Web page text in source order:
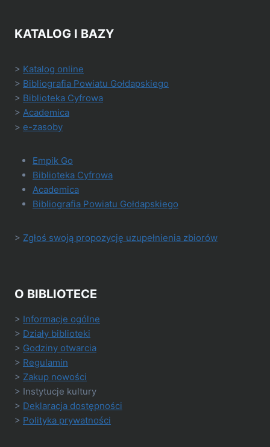
KATALOG I BAZY
> Katalog online
> Bibliografia Powiatu Gołdapskiego
> Biblioteka Cyfrowa
> Academica
> e-zasoby
Empik Go
Biblioteka Cyfrowa
Academica
Bibliografia Powiatu Gołdapskiego
> Zgłoś swoją propozycję uzupełnienia zbiorów
O BIBLIOTECE
> Informacje ogólne
> Działy biblioteki
> Godziny otwarcia
> Regulamin
> Zakup nowości
> Instytucje kultury
> Deklaracja dostępności
> Polityka prywatności